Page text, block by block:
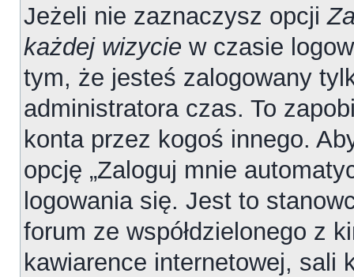
Jeżeli nie zaznaczysz opcji
każdej wizycie w czasie
tym, że jesteś zalogowany
administratora czas. To
konta przez kogoś innego.
opcję „Zaloguj mnie
logowania się. Jest to
forum ze współdzielonego z
kawiarence internetowej, sali